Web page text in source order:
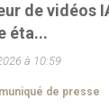
de vidéos
éta...
à 10:59
de presse